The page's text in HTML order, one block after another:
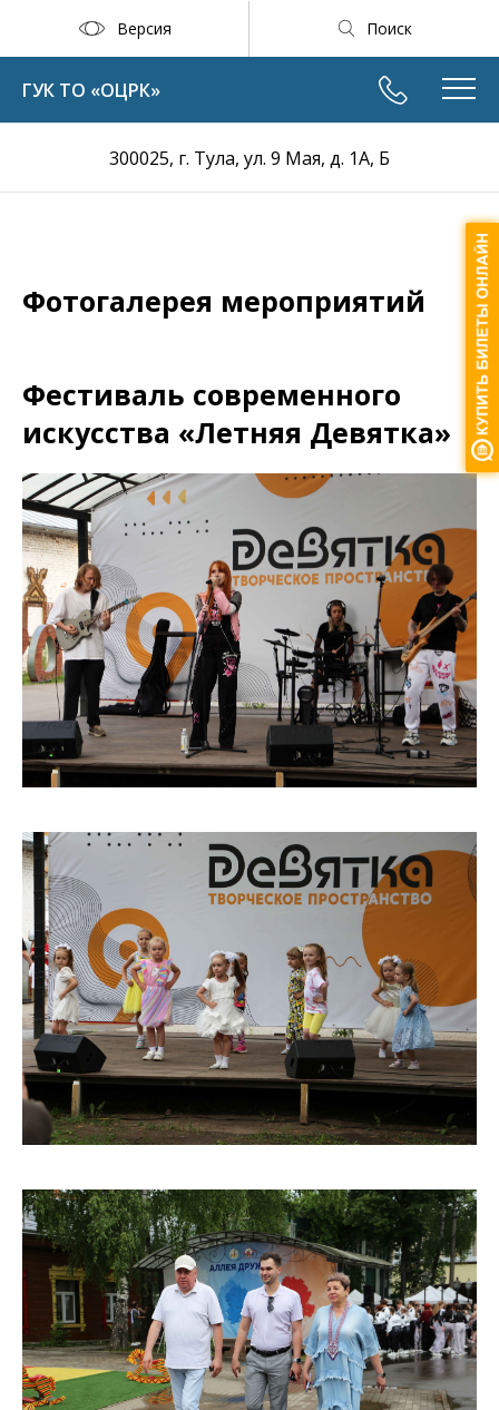
Версия Поиск
300025, г. Тула, ул. 9 Мая, д. 1А, Б
ГУК ТО «ОЦРК»
Фотогалерея мероприятий
Фестиваль современного
искусства «Летняя Девятка»